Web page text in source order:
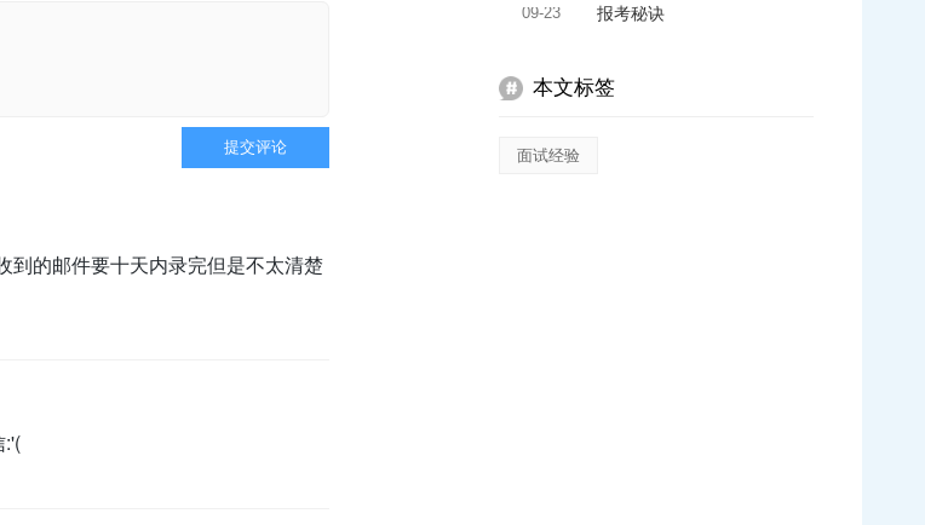
提交评论
到的邮件要十天内录完但是不太清楚
:'(
09-23
报考秘诀
本文标签
面试经验